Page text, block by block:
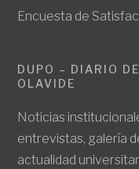
Encuesta de
DUPO – DIARIO
OLAVIDE
Noticias
entrevistas, galería
actualidad